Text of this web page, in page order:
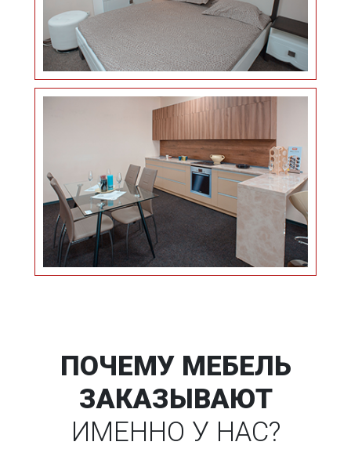
ПОЧЕМУ МЕБЕЛЬ
ЗАКАЗЫВАЮТ
ИМЕННО У НАС?